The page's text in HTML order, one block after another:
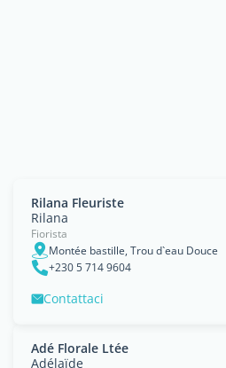
Rilana Fleuriste
Rilana
Fiorista
Montée bastille, Trou d`eau Douce
+230 5 714 9604
Contattaci
Adé Florale Ltée
Adélaïde